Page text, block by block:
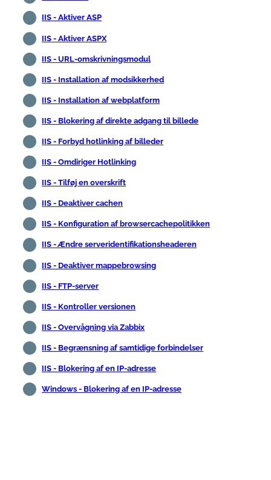
IIS - Aktiver ASP
IIS - Aktiver ASPX
IIS - URL-omskrivningsmodul
IIS - Installation af modsikkerhed
IIS - Installation af webplatform
IIS - Blokering af direkte adgang til billede
IIS - Forbyd hotlinking af billeder
IIS - Omdiriger Hotlinking
IIS - Tilføj en overskrift
IIS - Deaktiver cachen
IIS - Konfiguration af browsercachepolitikken
IIS - Ændre serveridentifikationsheaderen
IIS - Deaktiver mappebrowsing
IIS - FTP-server
IIS - Kontroller versionen
IIS - Overvågning via Zabbix
IIS - Begrænsning af samtidige forbindelser
IIS - Blokering af en IP-adresse
Windows - Blokering af en IP-adresse